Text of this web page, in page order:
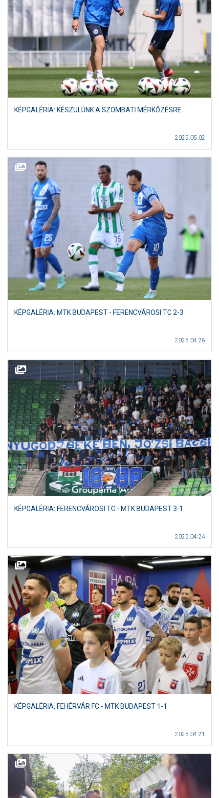
KÉPGALÉRIA: KÉSZÜLÜNK A SZOMBATI MÉRKŐZÉSRE
2025.05.02
KÉPGALÉRIA: MTK BUDAPEST - FERENCVÁROSI TC 2-3
2025.04.28
KÉPGALÉRIA: FERENCVÁROSI TC - MTK BUDAPEST 3-1
2025.04.24
KÉPGALÉRIA: FEHÉRVÁR FC - MTK BUDAPEST 1-1
2025.04.21